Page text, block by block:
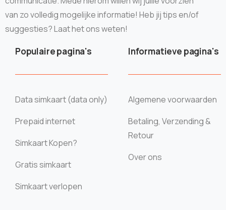
van zo volledig mogelijke informatie! Heb jij tips en/of
suggesties? Laat het ons weten!
Populaire pagina's
Data simkaart (data only)
Prepaid internet
Simkaart Kopen?
Gratis simkaart
Simkaart verlopen
Informatieve pagina's
Algemene voorwaarden
Betaling, Verzending &
Retour
Over ons